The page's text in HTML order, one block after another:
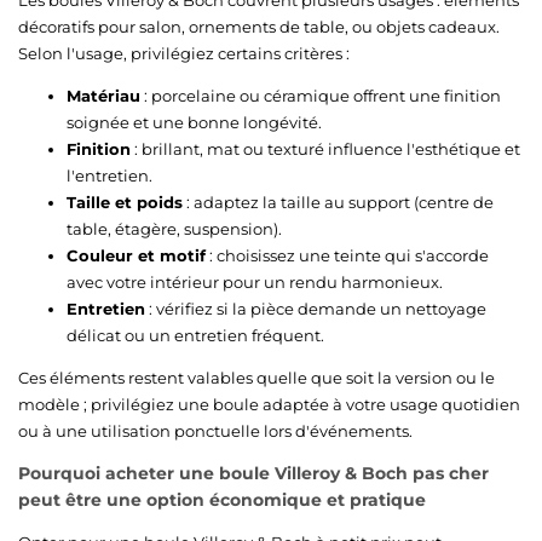
décoratifs pour salon, ornements de table, ou objets cadeaux.
Selon l'usage, privilégiez certains critères :
Matériau : porcelaine ou céramique offrent une finition
soignée et une bonne longévité.
Finition: brillant, mat ou texturé influence l'esthétique et
l'entretien.
Taille et poids: adaptez la taille au support (centre de
table, étagère, suspension).
Couleur et motif: choisissez une teinte qui s'accorde
avec votre intérieur pour un rendu harmonieux.
Entretien: vérifiez si la pièce demande un nettoyage
délicat ou un entretien fréquent.
Ces éléments restent valables quelle que soit la version ou le
modèle ; privilégiez une boule adaptée à votre usage quotidien
ou à une utilisation ponctuelle lors d'événements.
Pourquoi acheter une boule Villeroy & Boch pas cher
peut être une option économique et pratique